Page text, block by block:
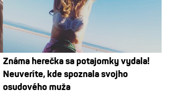
Známa herečka sa potajomky vydala!
Neuveríte, kde spoznala svojho
osudového muža